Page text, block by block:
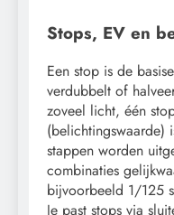
Stops, EV en
Een stop is de
verdubbelt of
zoveel licht, één
(belichtingswaarde)
stappen worden
combinaties
bijvoorbeeld 1/
Je past stops via